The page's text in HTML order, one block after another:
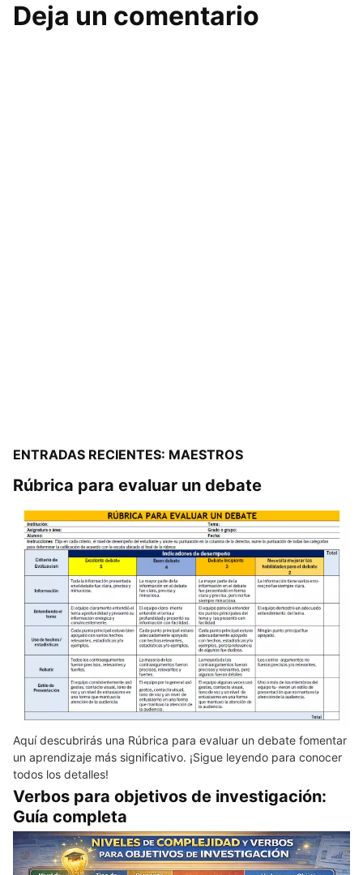
Deja un comentario
ENTRADAS RECIENTES: MAESTROS
Rúbrica para evaluar un debate
Aquí descubrirás una Rúbrica para evaluar un debate fomentar
un aprendizaje más significativo. ¡Sigue leyendo para conocer
todos los detalles!
Verbos para objetivos de investigación:
Guía completa